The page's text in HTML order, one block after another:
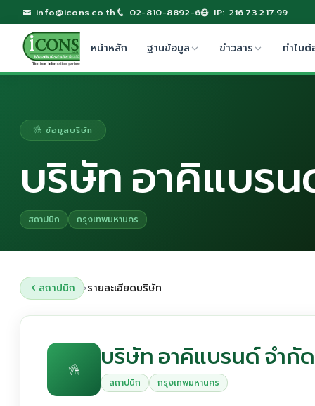
info@icons.co.th 02-810-8892-6 IP: 216.73.217.99
หน้าหลัก ฐานข้อมูล ข่าวสาร ทำไมต้
ข้อมูลบริษัท
บริษัท อาคิแบร
สถาปนิก กรุงเทพมหานคร
สถาปนิก ›รายละเอียดบริษัท
บริษัท อาคิแบรนด์ จำกัด
สถาปนิก กรุงเทพมหานคร